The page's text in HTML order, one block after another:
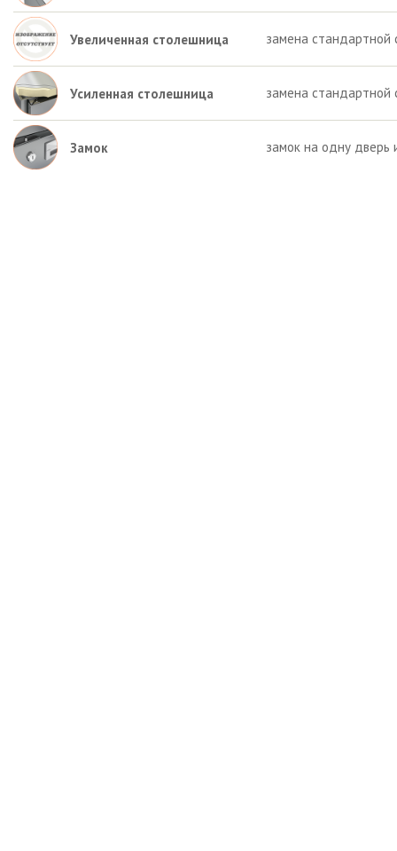
Увеличенная столешница замена стандартной
Усиленная столешница замена стандартной
Замок замок на одну дверь